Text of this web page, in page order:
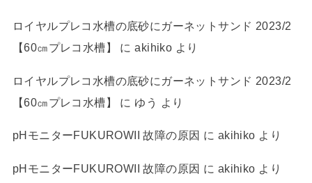
ロイヤルプレコ水槽の底砂にガーネットサンド 2023/2
【60㎝プレコ水槽】
にakihiko より
ロイヤルプレコ水槽の底砂にガーネットサンド 2023/2
【60㎝プレコ水槽】
に ゆう より
pHモニターFUKUROWII 故障の原因 に akihiko より
pHモニターFUKUROWII 故障の原因 に akihiko より